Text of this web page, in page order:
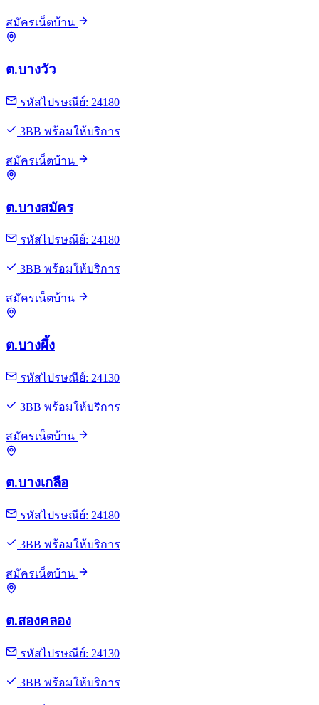
สมัครเน็ตบ้าน
ต.บางวัว
รหัสไปรษณีย์: 24180
3BB พร้อมให้บริการ
สมัครเน็ตบ้าน
ต.บางสมัคร
รหัสไปรษณีย์: 24180
3BB พร้อมให้บริการ
สมัครเน็ตบ้าน
ต.บางผึ้ง
รหัสไปรษณีย์: 24130
3BB พร้อมให้บริการ
สมัครเน็ตบ้าน
ต.บางเกลือ
รหัสไปรษณีย์: 24180
3BB พร้อมให้บริการ
สมัครเน็ตบ้าน
ต.สองคลอง
รหัสไปรษณีย์: 24130
3BB พร้อมให้บริการ